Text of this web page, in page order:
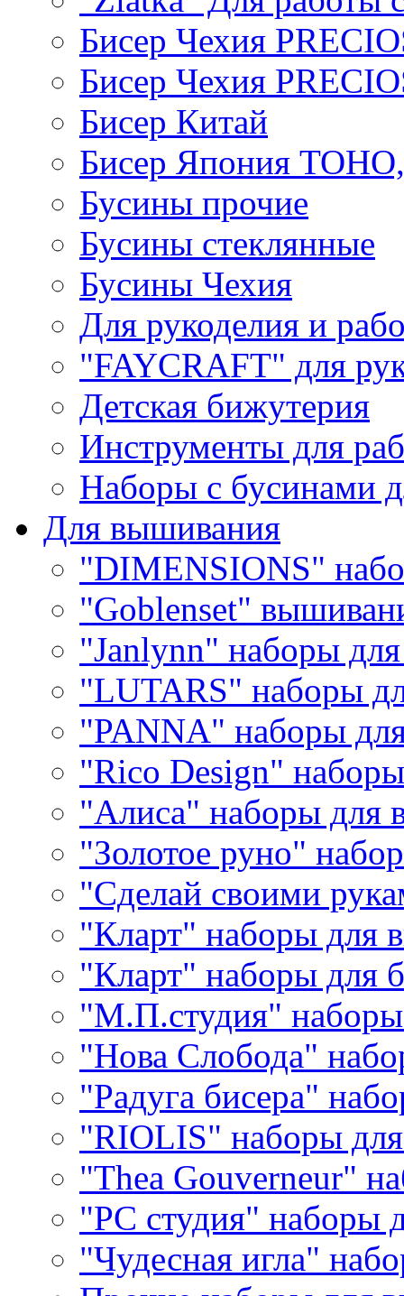
Бисер Чехия
Бисер Чехия
Бисер Китай
Бисер Япония
Бусины прочие
Бусины стеклянные
Бусины Чехия
Для рукоделия и
"FAYCRAFT" для
Детская бижутерия
Инструменты для
Наборы с бусинами
Для вышивания
"DIMENSIONS"
"Goblenset"
"Janlynn" наборы
"LUTARS" наборы
"PANNA" наборы
"Rico Design"
"Алиса" наборы для
"Золотое руно"
"Сделай своими
"Кларт" наборы для
"Кларт" наборы для
"М.П.студия"
"Нова Слобода"
"Радуга бисера"
"RIOLIS" наборы
"Thea Gouverneur"
"РС студия" наборы
"Чудесная игла"